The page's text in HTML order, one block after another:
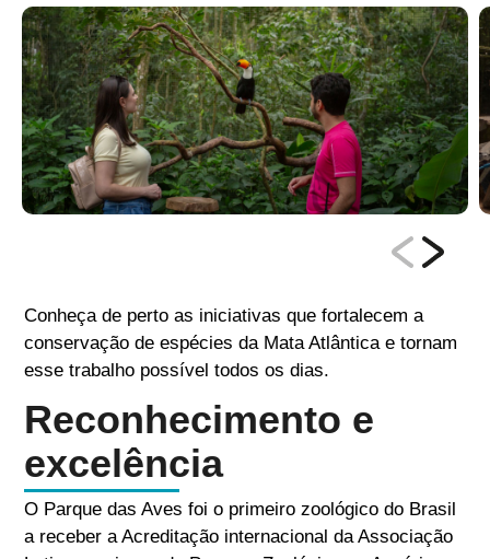
Conheça de perto as iniciativas que fortalecem a
conservação de espécies da Mata Atlântica e tornam
esse trabalho possível todos os dias.
Reconhecimento e
excelência
O Parque das Aves foi o primeiro zoológico do Brasil
a receber a Acreditação internacional da Associação